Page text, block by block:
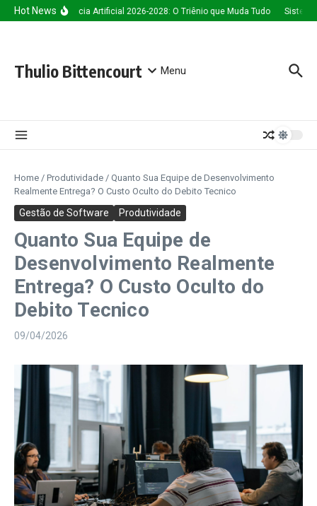
Ir para o conteúdo
Hot NewsInteligência Artificial 2026-2028: O Triênio que Muda Tudo
Thulio Bittencourt Menu
Home / Produtividade / Quanto Sua Equipe de Desenvolvimento
Realmente Entrega? O Custo Oculto do Debito Tecnico
Gestão de Software Produtividade
Quanto Sua Equipe de
Desenvolvimento Realmente
Entrega? O Custo Oculto do
Debito Tecnico
09/04/2026